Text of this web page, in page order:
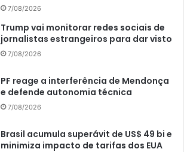
7/08/2026
Trump vai monitorar redes sociais de
jornalistas estrangeiros para dar visto
7/08/2026
PF reage a interferência de Mendonça
e defende autonomia técnica
7/08/2026
Brasil acumula superávit de US$ 49 bi e
minimiza impacto de tarifas dos EUA